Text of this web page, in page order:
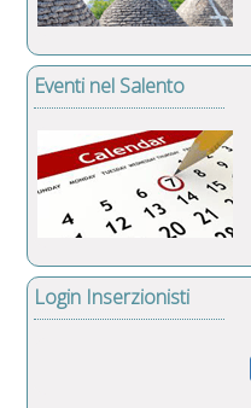
Eventi nel Salento
Login Inserzionisti